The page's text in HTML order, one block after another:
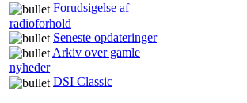
Forudsigelse af
radioforhold
Seneste opdateringer
Arkiv over gamle
nyheder
DSI Classic